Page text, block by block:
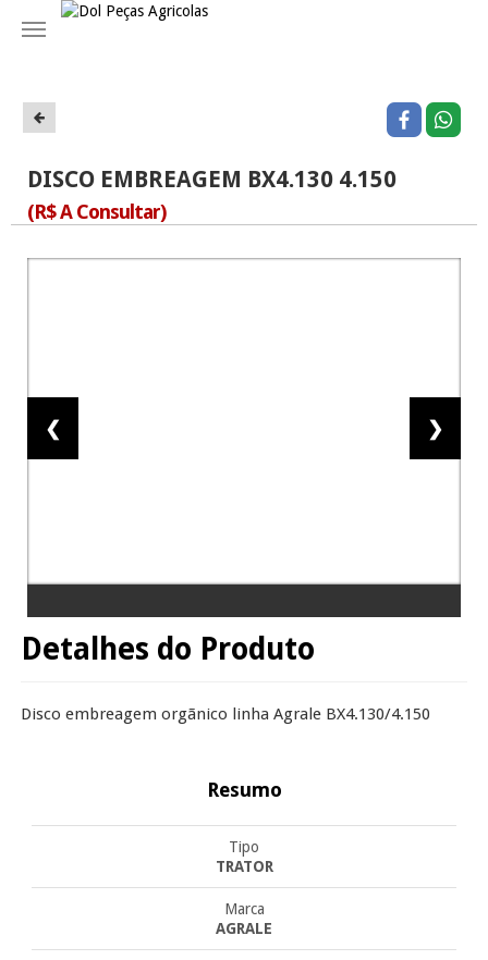
Navegação
DISCO EMBREAGEM BX4.130 4.150
(R$ A Consultar)
❮ ❯
Detalhes do Produto
Disco embreagem orgãnico linha Agrale BX4.130/4.150
Resumo
Tipo
TRATOR
Marca
AGRALE